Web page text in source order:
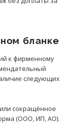
бланке
к фирменному
следующих
сокращённое
(ООО, ИП, АО).